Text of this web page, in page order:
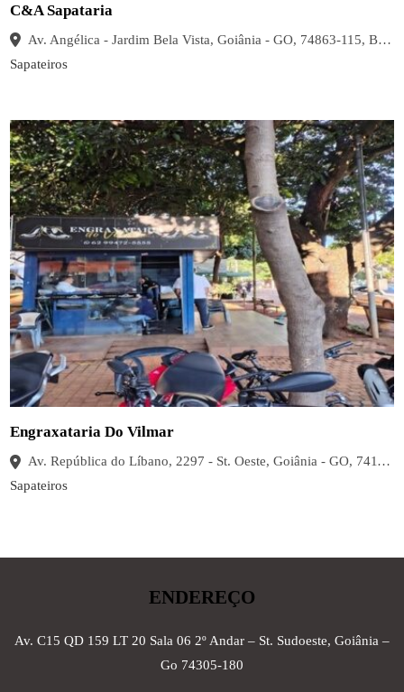
C&A Sapataria
Av. Angélica - Jardim Bela Vista, Goiânia - GO, 74863-115, Brasil
Sapateiros
Engraxataria Do Vilmar
Av. República do Líbano, 2297 - St. Oeste, Goiânia - GO, 74115-030, Brasil
Sapateiros
ENDEREÇO
Av. C15 QD 159 LT 20 Sala 06 2º Andar – St. Sudoeste, Goiânia –
Go 74305-180